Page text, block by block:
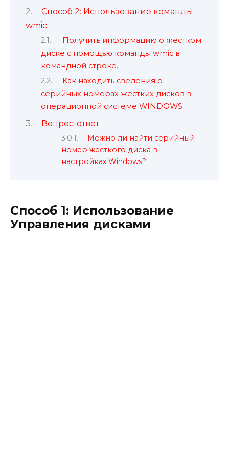
Способ 2: Использование команды
wmic
Получить информацию о жестком
диске с помощью команды wmic в
командной строке.
Как находить сведения о
серийных номерах жестких дисков в
операционной системе WINDOWS
Вопрос-ответ:
Можно ли найти серийный
номер жесткого диска в
настройках Windows?
Способ 1: Использование
Управления дисками